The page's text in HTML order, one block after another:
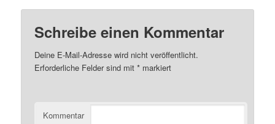
Schreibe einen Kommentar
Deine E-Mail-Adresse wird nicht veröffentlicht.
Erforderliche Felder sind mit* markiert
Kommentar